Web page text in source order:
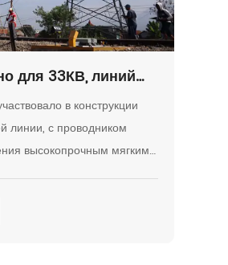
для 33КВ, линий
КВ в Боливии
в конструкции
линии, с проводником
высокопрочным мягким